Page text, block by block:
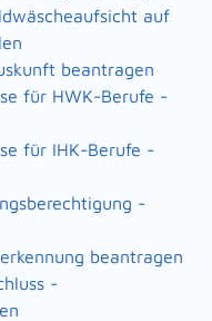
auf
beantragen
für HWK-Berufe -
für IHK-Berufe -
-
beantragen
-